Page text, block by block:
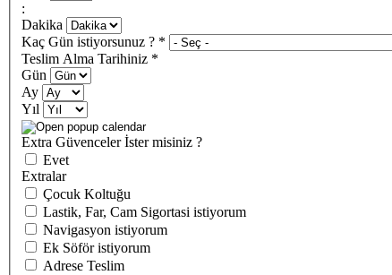
:
Dakika
Kaç Gün istiyorsunuz ? *
Teslim Alma Tarihiniz *
Gün
Ay
Yıl
Extra Güvenceler İster misiniz ?
Evet
Extralar
Çocuk Koltuğu
Lastik, Far, Cam Sigortasi istiyorum
Navigasyon istiyorum
Ek Söför istiyorum
Adrese Teslim